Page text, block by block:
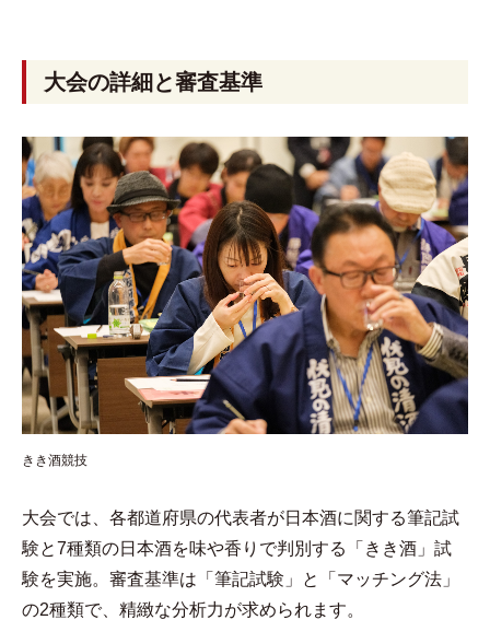
大会の詳細と審査基準
きき酒競技
大会では、各都道府県の代表者が日本酒に関する筆記試
験と7種類の日本酒を味や香りで判別する「きき酒」試
験を実施。審査基準は「筆記試験」と「マッチング法」
の2種類で、精緻な分析力が求められます。